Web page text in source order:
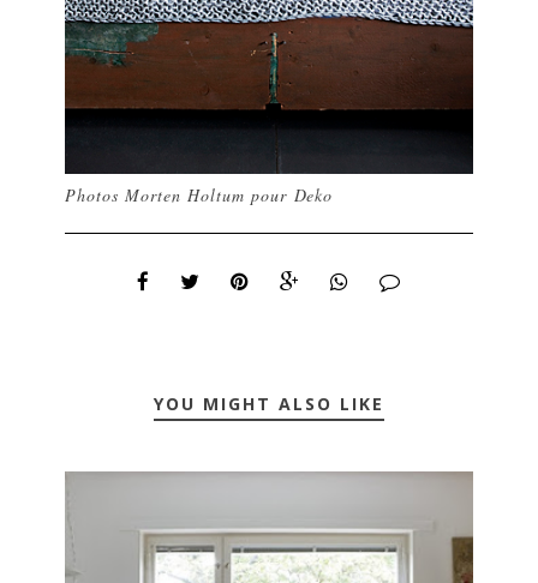
Photos Morten Holtum pour Deko
YOU MIGHT ALSO LIKE